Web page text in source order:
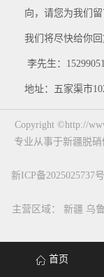
向，请您为我们
我们将尽快给你
李先生：
地址：五家渠市
Copyright ©http://
专业从事于新疆脱硝
新ICP备2025025737号
主营区域： 新疆 乌
首页